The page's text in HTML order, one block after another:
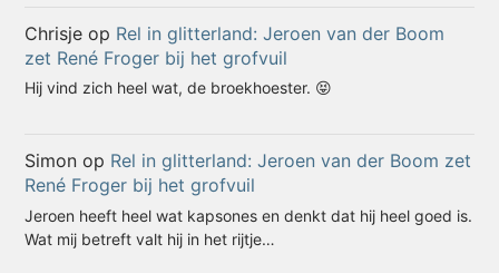
Chrisje op Rel in glitterland: Jeroen van der Boom
zet René Froger bij het grofvuil
Hij vind zich heel wat, de broekhoester. 😝
Simon op Rel in glitterland: Jeroen van der Boom zet
René Froger bij het grofvuil
Jeroen heeft heel wat kapsones en denkt dat hij heel goed is.
Wat mij betreft valt hij in het rijtje…